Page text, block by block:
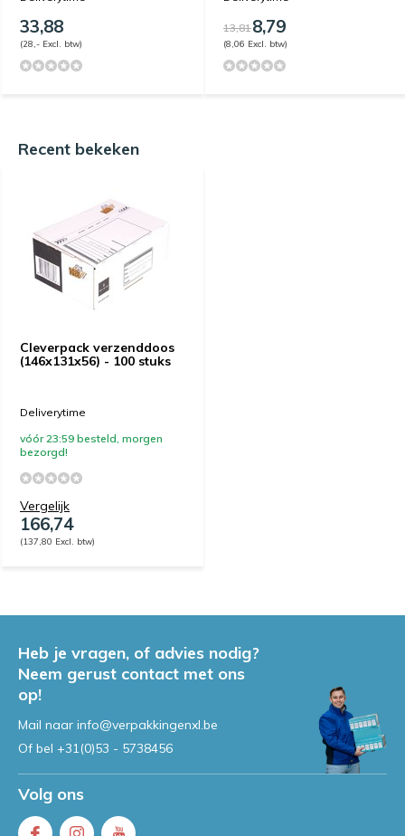
33,88
(28,- Excl. btw)
13,818,79
(8,06 Excl. btw)
Recent bekeken
Cleverpack verzenddoos
(146x131x56) - 100 stuks
Deliverytime
vóór 23:59 besteld, morgen
bezorgd!
Vergelijk
166,74
(137,80 Excl. btw)
Heb je vragen, of advies nodig?
Neem gerust contact met ons
op!
Mail naar info@verpakkingenxl.be
Of bel +31(0)53 - 5738456
Volg ons